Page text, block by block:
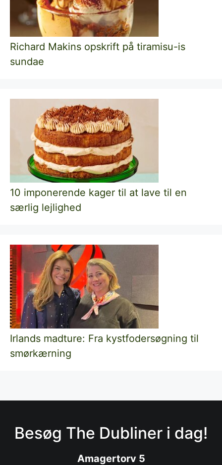
Richard Makins opskrift på tiramisu-is
sundae
10 imponerende kager til at lave til en
særlig lejlighed
Irlands madture: Fra kystfodersøgning til
smørkærning
Besøg The Dubliner i dag!
Amagertorv 5